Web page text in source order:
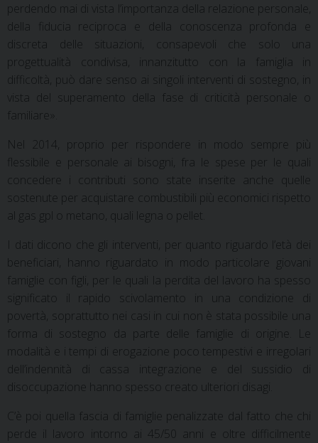
perdendo mai di vista l’importanza della relazione personale,
della fiducia reciproca e della conoscenza profonda e
discreta delle situazioni, consapevoli che solo una
progettualità condivisa, innanzitutto con la famiglia in
difficoltà, può dare senso ai singoli interventi di sostegno, in
vista del superamento della fase di criticità personale o
familiare».
Nel 2014, proprio per rispondere in modo sempre più
flessibile e personale ai bisogni, fra le spese per le quali
concedere i contributi sono state inserite anche quelle
sostenute per acquistare combustibili più economici rispetto
al gas gpl o metano, quali legna o pellet.
I dati dicono che gli interventi, per quanto riguardo l’età dei
beneficiari, hanno riguardato in modo particolare giovani
famiglie con figli, per le quali la perdita del lavoro ha spesso
significato il rapido scivolamento in una condizione di
povertà, soprattutto nei casi in cui non è stata possibile una
forma di sostegno da parte delle famiglie di origine. Le
modalità e i tempi di erogazione poco tempestivi e irregolari
dell’indennità di cassa integrazione e del sussidio di
disoccupazione hanno spesso creato ulteriori disagi.
C’è poi quella fascia di famiglie penalizzate dal fatto che chi
perde il lavoro intorno ai 45/50 anni e oltre difficilmente